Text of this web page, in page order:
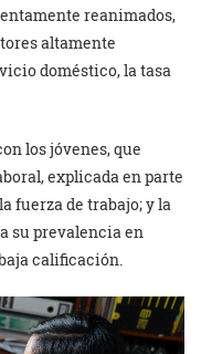
reanimados,
altamente
doméstico, la tasa
los jóvenes, que
explicada en parte
fuerza de trabajo; y la
su prevalencia en
calificación.